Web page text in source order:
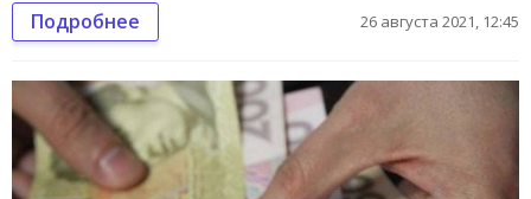
Подробнее 26 августа 2021, 12:45